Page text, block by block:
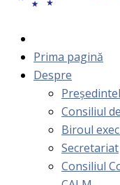
Prima pagină
Despre
Consiliul
Biroul
Secretariat
Consiliul